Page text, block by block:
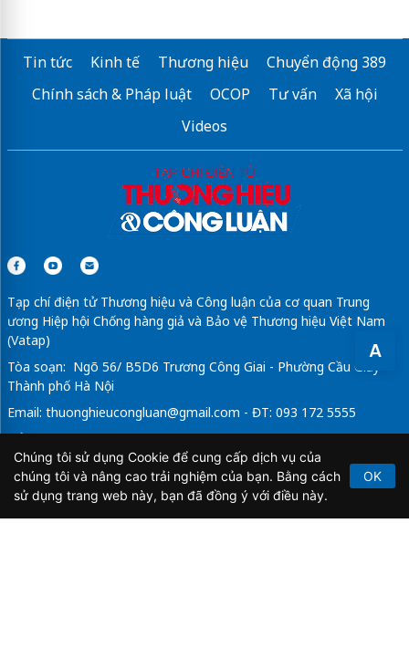
A
Tin tức Kinh tế Thương hiệu
Chuyển động 389
Chính sách & Pháp luật
OCOP Tư vấn
Xã hội
Videos
Tạp chí điện tử Thương hiệu và Công luận của cơ quan Trung
ương Hiệp hội Chống hàng giả và Bảo vệ Thương hiệu Việt Nam
(Vatap)
Tòa soạn: Ngõ 56/ B5D6 Trương Công Giai - Phường Cầu Giấy -
Thành phố Hà Nội
Email: thuonghieucongluan@gmail.com - ĐT: 093 172 5555
Tổng Biên Tập: Vũ Đức Thuận
Giấy phép hoạt động báo chí điện tử số 64/GP-BTTTT do Bộ
Thông tin và Truyền thông cấp ngày 21/2/2020.
Chúng tôi sử dụng Cookie để cung cấp dịch vụ của
chúng tôi và nâng cao trải nghiệm của bạn. Bằng cách
sử dụng trang web này, bạn đã đồng ý với điều này.
OK